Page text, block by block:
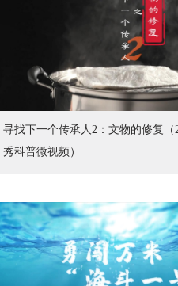
寻找下一个传承人2：文物的修复（
秀科普微视频）